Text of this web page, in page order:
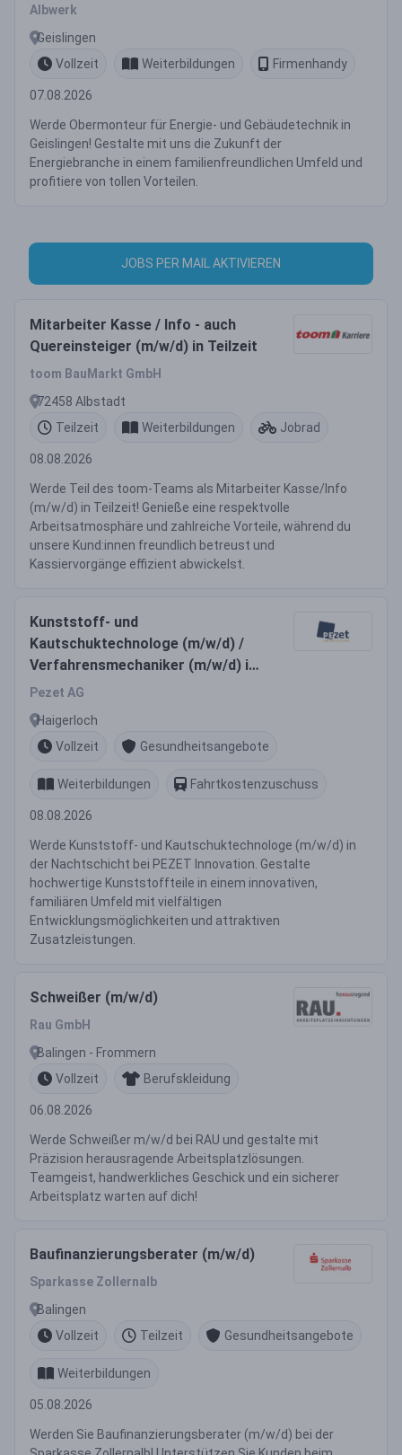
Albwerk
Geislingen
Vollzeit
Weiterbildungen Firmenhandy
07.08.2026
Werde Obermonteur für Energie- und Gebäudetechnik in
Geislingen! Gestalte mit uns die Zukunft der
Energiebranche in einem familienfreundlichen Umfeld und
profitiere von tollen Vorteilen.
JOBS PER MAIL AKTIVIEREN
Mitarbeiter Kasse / Info - auch
Quereinsteiger (m/w/d) in Teilzeit
toom BauMarkt GmbH
72458 Albstadt
Teilzeit
Weiterbildungen Jobrad
08.08.2026
Werde Teil des toom-Teams als Mitarbeiter Kasse/Info
(m/w/d) in Teilzeit! Genieße eine respektvolle
Arbeitsatmosphäre und zahlreiche Vorteile, während du
unsere Kund:innen freundlich betreust und
Kassiervorgänge effizient abwickelst.
Kunststoff- und
Kautschuktechnologe (m/w/d) /
Verfahrensmechaniker (m/w/d) in
der Nachtschicht
Pezet AG
Haigerloch
Vollzeit
Gesundheitsangebote
Weiterbildungen Fahrtkostenzuschuss
08.08.2026
Werde Kunststoff- und Kautschuktechnologe (m/w/d) in
der Nachtschicht bei PEZET Innovation. Gestalte
hochwertige Kunststoffteile in einem innovativen,
familiären Umfeld mit vielfältigen
Entwicklungsmöglichkeiten und attraktiven
Zusatzleistungen.
Schweißer (m/w/d)
Rau GmbH
Balingen - Frommern
Vollzeit
Berufskleidung
06.08.2026
Werde Schweißer m/w/d bei RAU und gestalte mit
Präzision herausragende Arbeitsplatzlösungen.
Teamgeist, handwerkliches Geschick und ein sicherer
Arbeitsplatz warten auf dich!
Baufinanzierungsberater (m/w/d)
Sparkasse Zollernalb
Balingen
Vollzeit
Teilzeit Gesundheitsangebote
Weiterbildungen
05.08.2026
Werden Sie Baufinanzierungsberater (m/w/d) bei der